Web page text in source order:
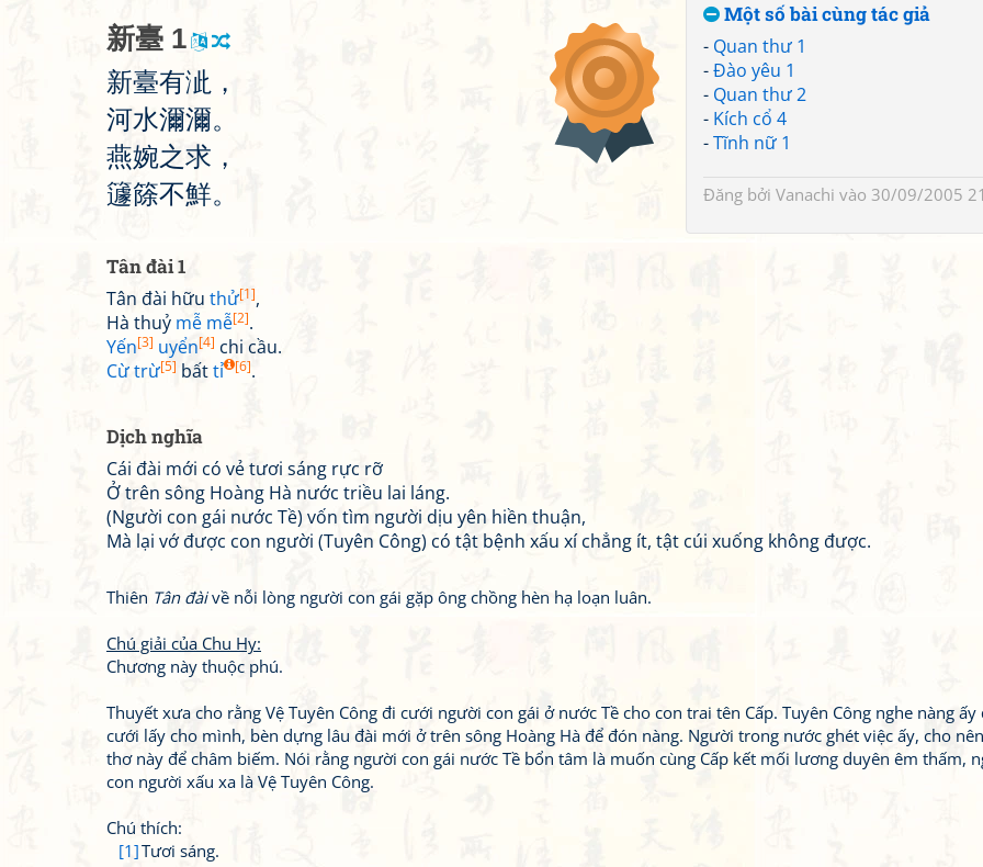
Một số bài cùng tác giả
- Quan thư 1
-Đào yêu 1
- Quan thư 2
- Kích cổ 4
-Tĩnh nữ 1
Đăng bởi Vanachi vào 30/09/2005
新臺 1
新臺有泚 ，
河水濔濔。
燕婉之求 ，
籧篨不鮮。
Tân đài 1
Tân đài hữu thử[1],
Hà thuỷ mễ mễ[2].
Yến[3] uyển[4] chi cầu.
Cừ trừ[5] bấttỉ [6].
Dịch nghĩa
Cái đài mới có vẻ tươi sáng rực rỡ
Ở trên sông Hoàng Hà nước triều lai láng.
(Người con gái nước Tề) vốn tìm người dịu yên hiền thuận,
Mà lại vớ được con người (Tuyên Công) có tật bệnh xấu xí chẳng ít, tật cúi xuống không được.
Thiên Tân đàivề nỗi lòng người con gái gặp ông chồng hèn hạ loạn luân.
Chú giải của Chu Hy:
Chương này thuộc phú.
Thuyết xưa cho rằng Vệ Tuyên Công đi cưới người con gái ở nước Tề cho con trai tên Cấp. Tuyên Công nghe nàng
cưới lấy cho mình, bèn dựng lâu đài mới ở trên sông Hoàng Hà để đón nàng. Người trong nước ghét việc ấy, cho
thơ này để châm biếm. Nói rằng người con gái nước Tề bổn tâm là muốn cùng Cấp kết mối lương duyên êm thấm,
con người xấu xa là Vệ Tuyên Công.
Chú thích:
[1]Tươi sáng.